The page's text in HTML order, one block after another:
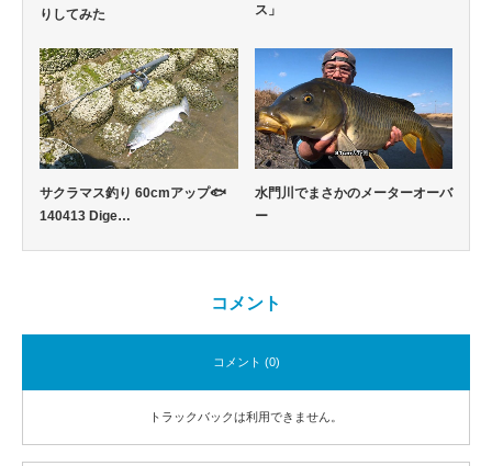
りしてみた
ス」
サクラマス釣り 60cmアップ🐟
140413 Dige…
水門川でまさかのメーターオーバ
ー
コメント
コメント (0)
トラックバックは利用できません。